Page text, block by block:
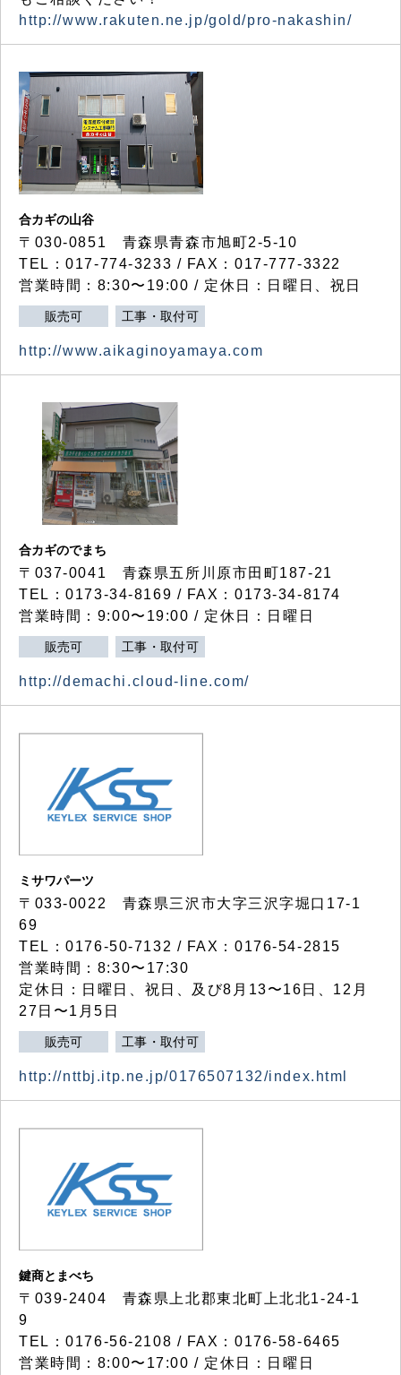
http://www.rakuten.ne.jp/gold/pro-nakashin/
合カギの山谷
〒030-0851 青森県青森市旭町2-5-10
TEL：017-774-3233 / FAX：017-777-3322
営業時間：8:30〜19:00 / 定休日：日曜日、祝日
販売可 工事・取付可
http://www.aikaginoyamaya.com
合カギのでまち
〒037-0041 青森県五所川原市田町187-21
TEL：0173-34-8169 / FAX：0173-34-8174
営業時間：9:00〜19:00 / 定休日：日曜日
販売可 工事・取付可
http://demachi.cloud-line.com/
ミサワパーツ
〒033-0022 青森県三沢市大字三沢字堀口17-1
69
TEL：0176-50-7132 / FAX：0176-54-2815
営業時間：8:30〜17:30
定休日：日曜日、祝日、及び8月13〜16日、12月
27日〜1月5日
販売可 工事・取付可
http://nttbj.itp.ne.jp/0176507132/index.html
鍵商とまべち
〒039-2404 青森県上北郡東北町上北北1-24-1
9
TEL：0176-56-2108 / FAX：0176-58-6465
営業時間：8:00〜17:00 / 定休日：日曜日